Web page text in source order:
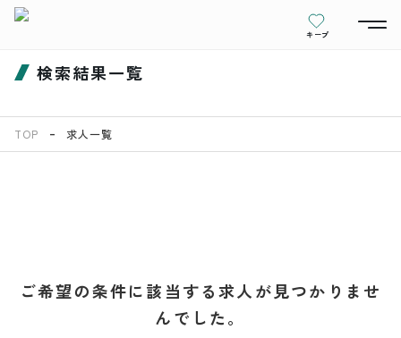
キープ
検索結果一覧
TOP 求人一覧
ご希望の条件に該当する求人が見つかりませ
んでした。